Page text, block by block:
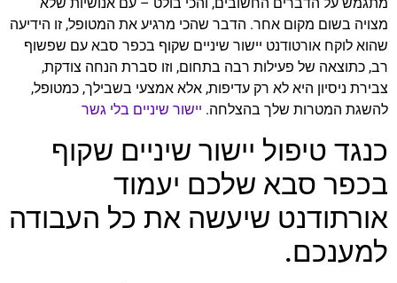
מתגמש על הדברים החשובים, והכי בולט – עם אנושיות שלא
מצויה בשום מקום אחר. הדבר שהכי מרגיע את המטופל, זו הידיעה
שהוא לוקח אורטודנט יישור שיניים שקוף בכפר סבא עם שפשוף
רב, כתוצאה של פעילות רבה בתחום, וזו סברת הנחה צודקת,
צבירת ניסיון היא לא רק עדיפות, אלא אמצעי בשבילך, כמטופל,
להשגת המטרות שלך בהצלחה. יישור שיניים בלי גשר
כנגד טיפול יישור שיניים שקוף
בכפר סבא שלכם יעמוד
אורתודנט שיעשה את כל העבודה
למענכם.